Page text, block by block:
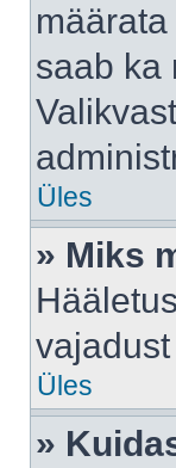
saab ka
Üles
» Miks
Üles
»